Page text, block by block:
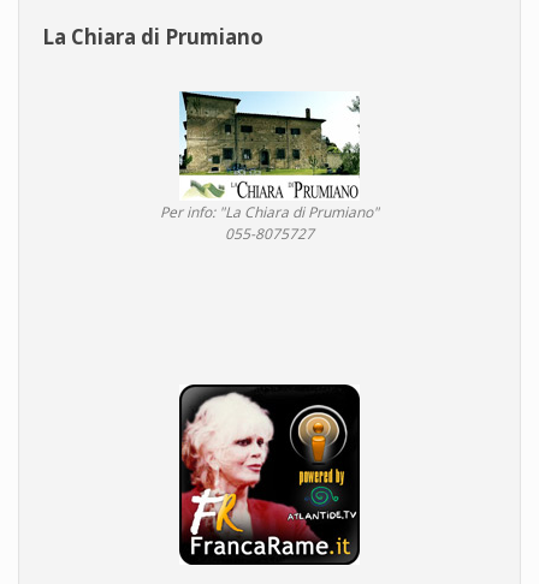
La Chiara di Prumiano
Per info: "La Chiara di Prumiano"
055-8075727